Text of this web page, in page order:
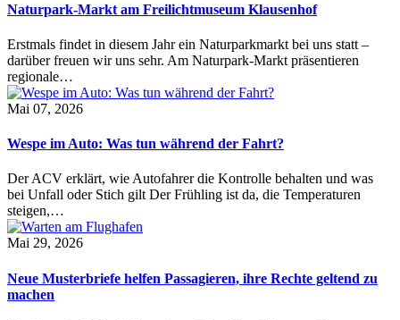
Naturpark-Markt am Freilichtmuseum Klausenhof
Erstmals findet in diesem Jahr ein Naturparkmarkt bei uns statt –
darüber freuen wir uns sehr. Am Naturpark-Markt präsentieren
regionale…
Mai 07, 2026
Wespe im Auto: Was tun während der Fahrt?
Der ACV erklärt, wie Autofahrer die Kontrolle behalten und was
bei Unfall oder Stich gilt Der Frühling ist da, die Temperaturen
steigen,…
Mai 29, 2026
Neue Musterbriefe helfen Passagieren, ihre Rechte geltend zu
machen